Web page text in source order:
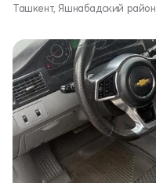
Ташкент, Яшнабадский район